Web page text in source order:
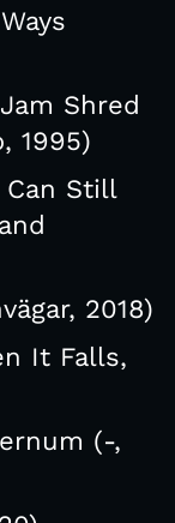
Shred
1995)
Can Still
2018)
It Falls,
(-,